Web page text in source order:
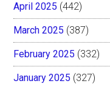
April 2025 (442)
March 2025 (387)
February 2025 (332)
January 2025 (327)